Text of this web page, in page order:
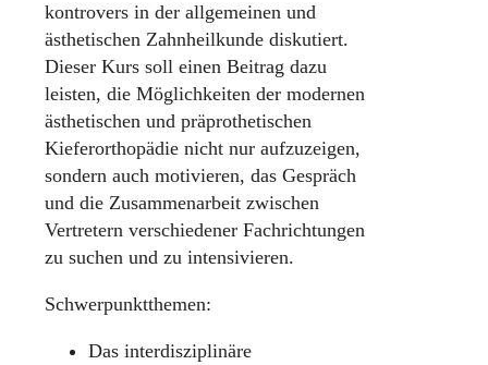
kontrovers in der allgemeinen und
ästhetischen Zahnheilkunde diskutiert.
Dieser Kurs soll einen Beitrag dazu
leisten, die Möglichkeiten der modernen
ästhetischen und präprothetischen
Kieferorthopädie nicht nur aufzuzeigen,
sondern auch motivieren, das Gespräch
und die Zusammenarbeit zwischen
Vertretern verschiedener Fachrichtungen
zu suchen und zu intensivieren.
Schwerpunktthemen:
Das interdisziplinäre